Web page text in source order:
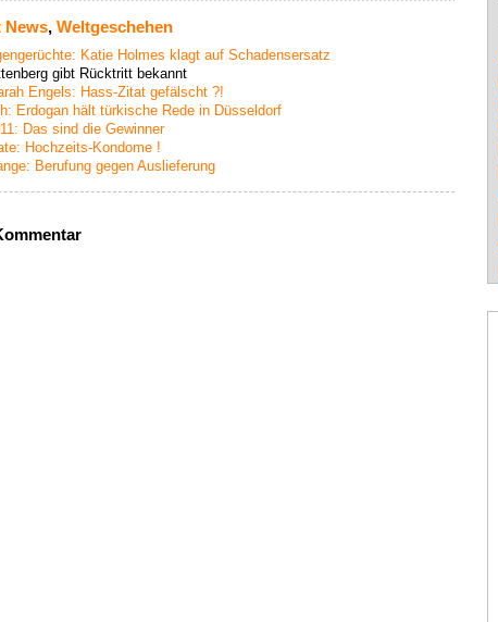
News, Weltgeschehen
Katie Holmes klagt auf Schadensersatz
gibt Rücktritt bekannt
Engels: Hass-Zitat gefälscht ?!
Erdogan hält türkische Rede in Düsseldorf
Das sind die Gewinner
Hochzeits-Kondome !
Berufung gegen Auslieferung